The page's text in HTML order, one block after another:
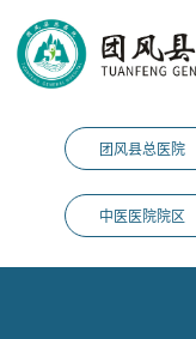
团风县总医院
中医医院院区